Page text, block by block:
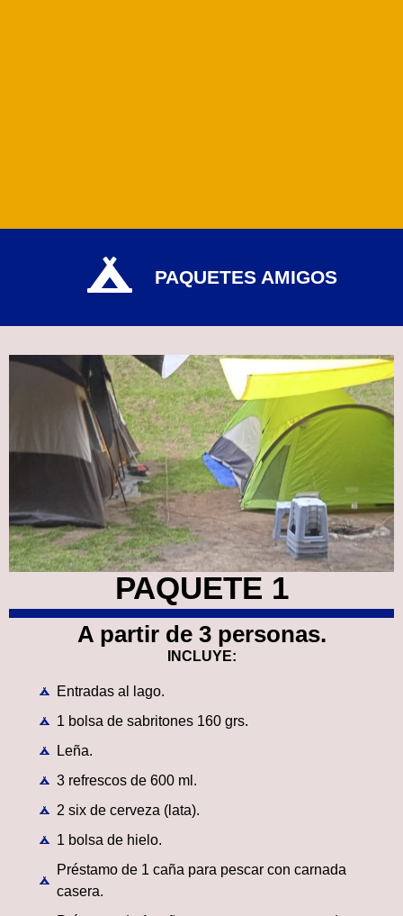
PAQUETES AMIGOS
PAQUETE 1
A partir de 3 personas.
INCLUYE:
Entradas al lago.
1 bolsa de sabritones 160 grs.
Leña.
3 refrescos de 600 ml.
2 six de cerveza (lata).
1 bolsa de hielo.
Préstamo de 1 caña para pescar con carnada
casera.